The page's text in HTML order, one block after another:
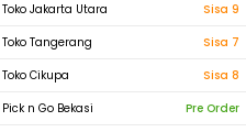
Toko Jakarta Utara
Sisa 9
Toko Tangerang
Sisa 7
Toko Cikupa
Sisa 8
Pick n Go Bekasi
Pre Order